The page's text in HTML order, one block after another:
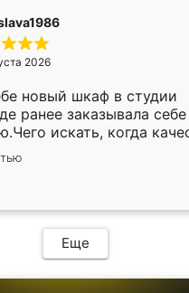
2026
новый шкаф в студии
ранее заказывала себе
искать, когда
Служит кухня уже
нет.
Еще